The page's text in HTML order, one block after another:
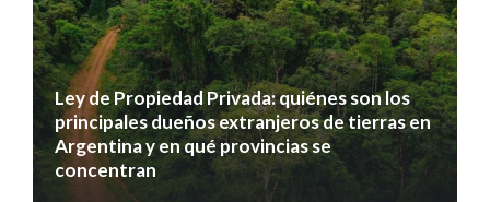
Ley de Propiedad Privada: quiénes son los
principales dueños extranjeros de tierras en
Argentina y en qué provincias se
concentran